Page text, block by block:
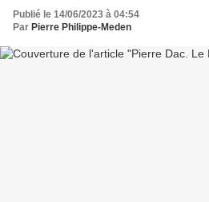
Publié le 14/06/2023 à 04:54
Par Pierre Philippe-Meden